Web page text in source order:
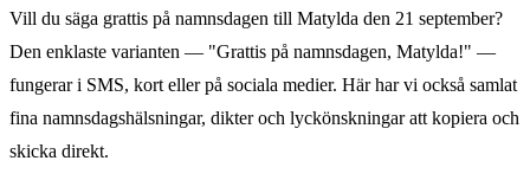
Vill du säga grattis på namnsdagen till Matylda den 21 september?
Den enklaste varianten — "Grattis på namnsdagen, Matylda!" —
fungerar i SMS, kort eller på sociala medier. Här har vi också samlat
fina namnsdagshälsningar, dikter och lyckönskningar att kopiera och
skicka direkt.